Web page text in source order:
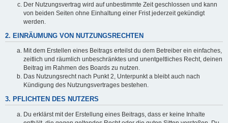
Der Nutzungsvertrag wird auf unbestimmte Zeit geschlossen und kann
von beiden Seiten ohne Einhaltung einer Frist jederzeit gekündigt
werden.
2. EINRÄUMUNG VON NUTZUNGSRECHTEN
Mit dem Erstellen eines Beitrags erteilst du dem Betreiber ein einfaches,
zeitlich und räumlich unbeschränktes und unentgeltliches Recht, deinen
Beitrag im Rahmen des Boards zu nutzen.
Das Nutzungsrecht nach Punkt 2, Unterpunkt a bleibt auch nach
Kündigung des Nutzungsvertrages bestehen.
3. PFLICHTEN DES NUTZERS
Du erklärst mit der Erstellung eines Beitrags, dass er keine Inhalte